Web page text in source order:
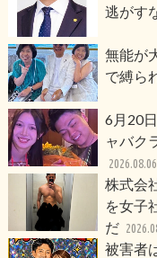
逃がす
無能が
で縛ら
6月20
ャバク
2026.08.06
株式会
を女子
だ
被害者